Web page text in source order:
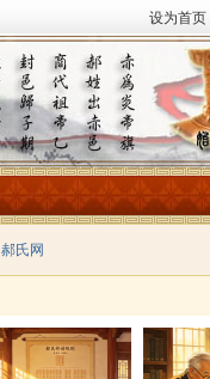
设为首页
郝氏网